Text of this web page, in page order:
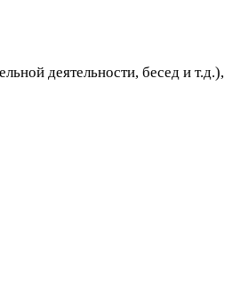
деятельности, бесед и т.д.),